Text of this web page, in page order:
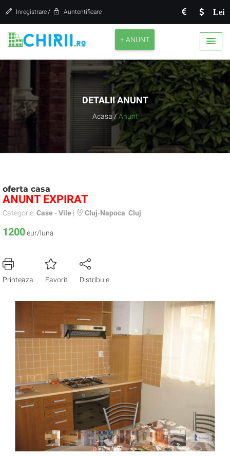
Lei
Inregistrare / Auntentificare
+ ANUNT
DETALII ANUNT
Acasa / Anunt
oferta casa
ANUNT EXPIRAT
Categorie: Case - Vile | Cluj-Napoca Cluj
1200eur/luna
Printeaza Favorit Distribuie